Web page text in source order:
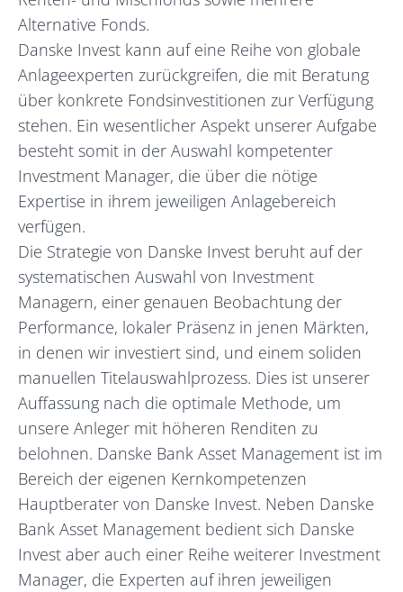
Alternative Fonds.
Danske Invest kann auf eine Reihe von globale
Anlageexperten zurückgreifen, die mit Beratung
über konkrete Fondsinvestitionen zur Verfügung
stehen. Ein wesentlicher Aspekt unserer Aufgabe
besteht somit in der Auswahl kompetenter
Investment Manager, die über die nötige
Expertise in ihrem jeweiligen Anlagebereich
verfügen.
Die Strategie von Danske Invest beruht auf der
systematischen Auswahl von Investment
Managern, einer genauen Beobachtung der
Performance, lokaler Präsenz in jenen Märkten,
in denen wir investiert sind, und einem soliden
manuellen Titelauswahlprozess. Dies ist unserer
Auffassung nach die optimale Methode, um
unsere Anleger mit höheren Renditen zu
belohnen. Danske Bank Asset Management ist im
Bereich der eigenen Kernkompetenzen
Hauptberater von Danske Invest. Neben Danske
Bank Asset Management bedient sich Danske
Invest aber auch einer Reihe weiterer Investment
Manager, die Experten auf ihren jeweiligen